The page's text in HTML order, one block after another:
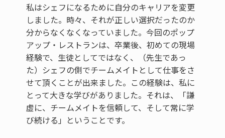
私はシェフになるために自分のキャリアを変更
しました。時々、それが正しい選択だったのか
分からなくなくなっていました。今回のポップ
アップ・レストランは、卒業後、初めての現場
経験で、生徒としてではなく、（先生であっ
た）シェフの側でチームメイトとして仕事をさ
せて頂くことが出来ました。この経験は、私に
とって大きな学びがありました。それは、「謙
虚に、チームメイトを信頼して、そして常に学
び続ける」ということです。